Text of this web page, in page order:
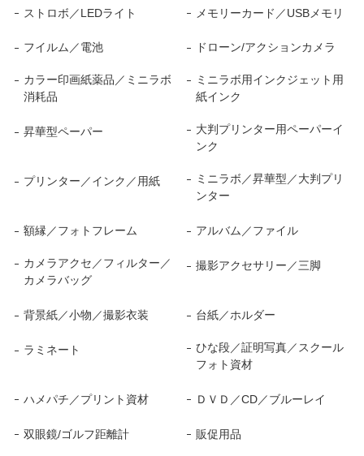
ストロボ／LEDライト メモリーカード／USBメモリ
フイルム／電池 ドローン/アクションカメラ
カラー印画紙薬品／ミニラボ
消耗品
ミニラボ用インクジェット用
紙インク
昇華型ペーパー
大判プリンター用ペーパーイ
ンク
プリンター／インク／用紙
ミニラボ／昇華型／大判プリ
ンター
額縁／フォトフレーム アルバム／ファイル
カメラアクセ／フィルター／
カメラバッグ
撮影アクセサリー／三脚
背景紙／小物／撮影衣装 台紙／ホルダー
ラミネート
ひな段／証明写真／スクール
フォト資材
ハメパチ／プリント資材 ＤＶＤ／CD／ブルーレイ
双眼鏡/ゴルフ距離計 販促用品